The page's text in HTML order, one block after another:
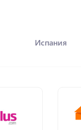
Испания